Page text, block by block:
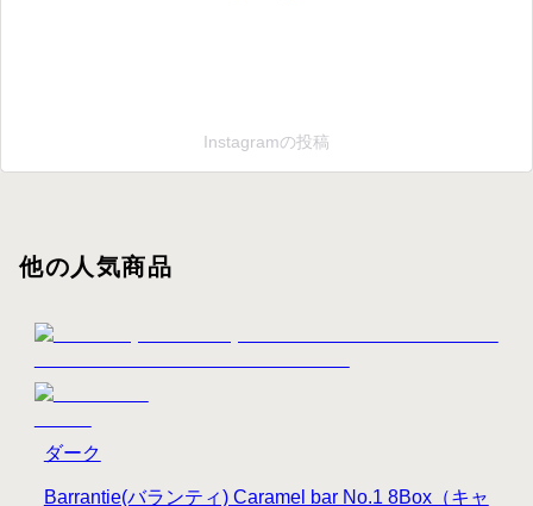
Instagramの投稿
他の人気商品
Barrantie(バランティ) Caramel bar No.1 8Box（キャ
ダーク